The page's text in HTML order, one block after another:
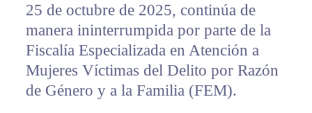
25 de octubre de 2025, continúa de
manera ininterrumpida por parte de la
Fiscalía Especializada en Atención a
Mujeres Víctimas del Delito por Razón
de Género y a la Familia (FEM).